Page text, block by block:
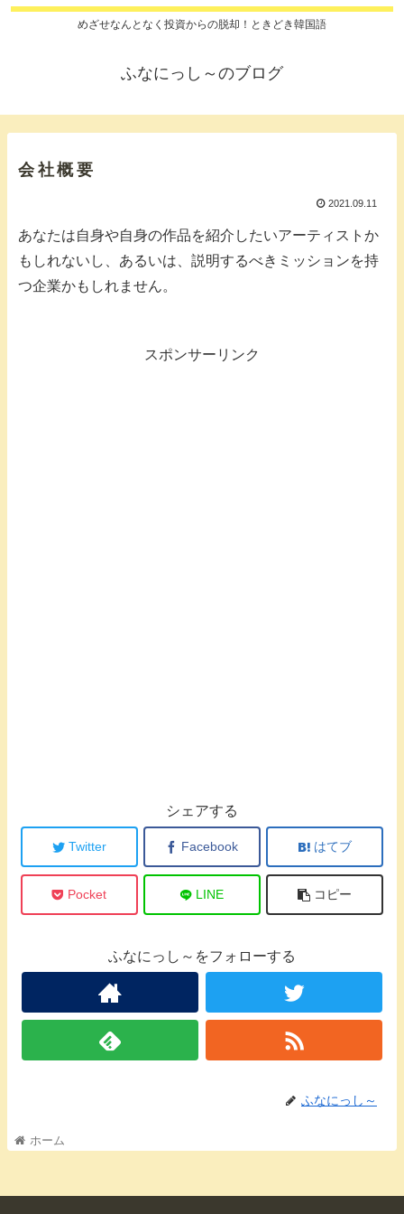
めざせなんとなく投資からの脱却！ときどき韓国語
ふなにっし～のブログ
会社概要
2021.09.11
あなたは自身や自身の作品を紹介したいアーティストか
もしれないし、あるいは、説明するべきミッションを持
つ企業かもしれません。
スポンサーリンク
シェアする
Twitter Facebook はてブ
Pocket LINE コピー
ふなにっし～をフォローする
ふなにっし～
ホーム